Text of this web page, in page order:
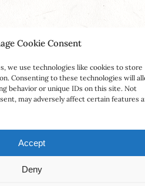
Cookie Consent
we use technologies like cookies to store
Consenting to these technologies will
behavior or unique IDs on this site. Not
may adversely affect certain features
Accept
Deny